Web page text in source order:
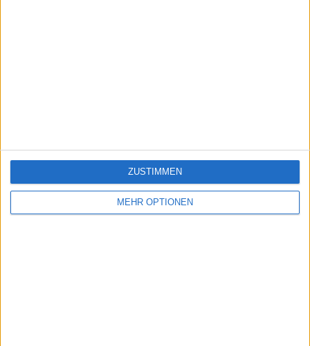
MEHR OPTIONEN
ZUSTIMMEN